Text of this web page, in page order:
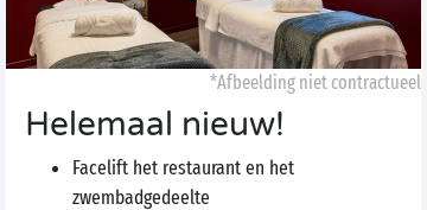
*Afbeelding niet contractueel
Helemaal nieuw!
Facelift het restaurant en het
zwembadgedeelte